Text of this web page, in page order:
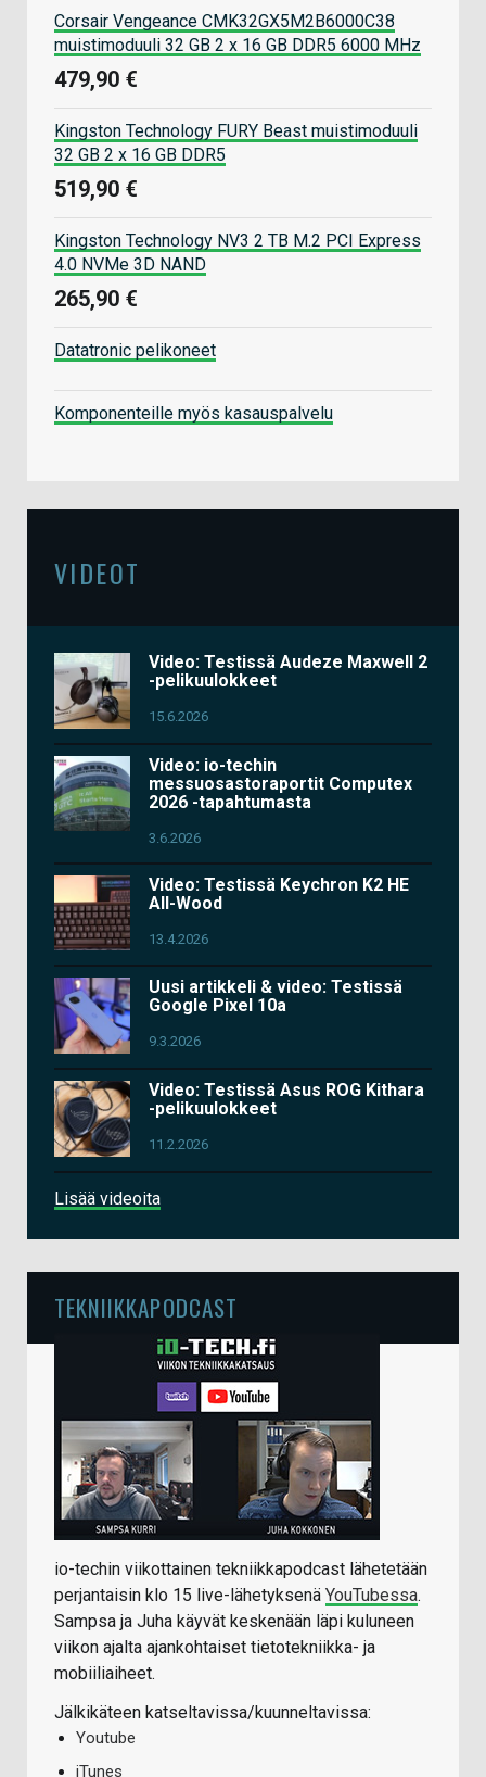
Corsair Vengeance CMK32GX5M2B6000C38
muistimoduuli 32 GB 2 x 16 GB DDR5 6000 MHz
479,90 €
Kingston Technology FURY Beast muistimoduuli
32 GB 2 x 16 GB DDR5
519,90 €
Kingston Technology NV3 2 TB M.2 PCI Express
4.0 NVMe 3D NAND
265,90 €
Datatronic pelikoneet
Komponenteille myös kasauspalvelu
VIDEOT
Video: Testissä Audeze Maxwell 2
-pelikuulokkeet
15.6.2026
Video: io-techin
messuosastoraportit Computex
2026 -tapahtumasta
3.6.2026
Video: Testissä Keychron K2 HE
All-Wood
13.4.2026
Uusi artikkeli & video: Testissä
Google Pixel 10a
9.3.2026
Video: Testissä Asus ROG Kithara
-pelikuulokkeet
11.2.2026
Lisää videoita
TEKNIIKKAPODCAST
io-techin viikottainen tekniikkapodcast lähetetään
perjantaisin klo 15 live-lähetyksenä YouTubessa.
Sampsa ja Juha käyvät keskenään läpi kuluneen
viikon ajalta ajankohtaiset tietotekniikka- ja
mobiiliaiheet.
Jälkikäteen katseltavissa/kuunneltavissa:
Youtube
iTunes